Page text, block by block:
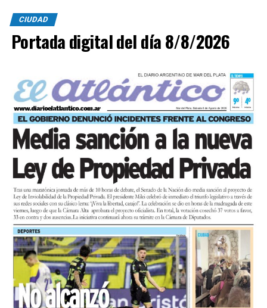
CIUDAD
Portada digital del día 8/8/2026